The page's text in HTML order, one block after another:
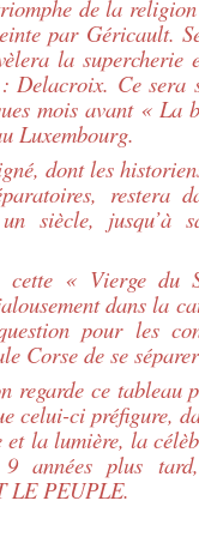
de la
par Géricault.
la supercherie
Delacroix. Ce sera
mois avant « La
Luxembourg.
dont les
restera
siècle, jusqu’à
« Vierge du
dans la
pour les
Corse de se
ce tableau
celui-ci préfigure,
la lumière, la
9 années plus
LE PEUPLE.